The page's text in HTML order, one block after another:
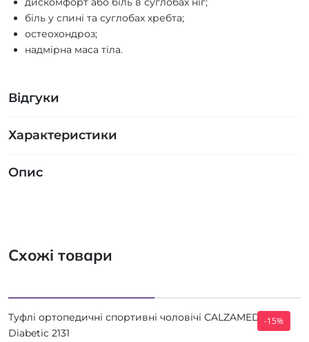
біль у спині та суглобах хребта;
остеохондроз;
надмірна маса тіла.
Відгуки
Характеристики
Опис
Схожі товари
-15%
Туфлі ортопедичні спортивні чоловічі CALZAMEDI
Diabetic 2131